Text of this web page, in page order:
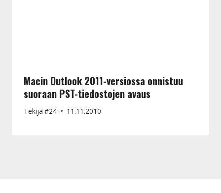
Macin Outlook 2011-versiossa onnistuu
suoraan PST-tiedostojen avaus
Tekijä #24 11.11.2010